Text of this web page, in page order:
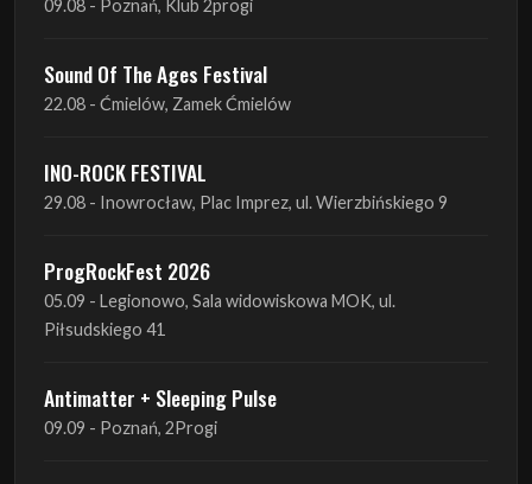
INO-ROCK FESTIVAL
29.08 - Inowrocław, Plac Imprez, ul. Wierzbińskiego 9
ProgRockFest 2026
Antimatter + Sleeping Pulse
09.09 - Poznań, 2Progi
Amelia Tokarska - Celtic Tales Quartet
10.09 - Rybnik, Teatr Ziemi Rybnickiej